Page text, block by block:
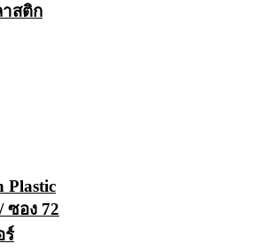
าสติก
Plastic
ซอง 72
ร์